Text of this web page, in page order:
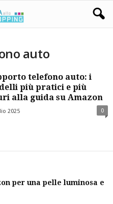
auto
telefono auto: i
più pratici e più
alla guida su Amazon
2025 0
per una pelle luminosa e